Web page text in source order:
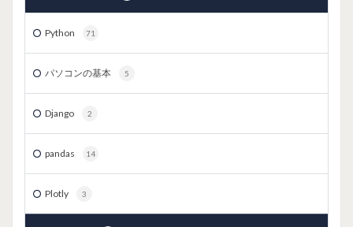
Python 71
パソコンの基本 5
Django 2
pandas 14
Plotly 3